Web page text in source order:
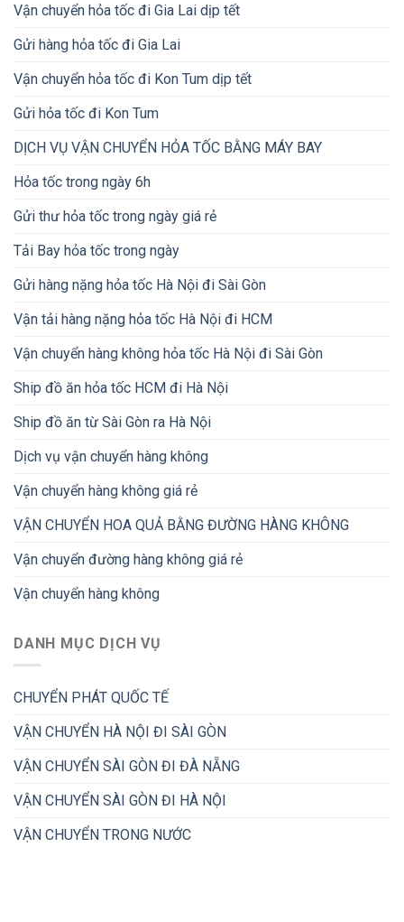
Vận chuyển hỏa tốc đi Gia Lai dịp tết
Gửi hàng hỏa tốc đi Gia Lai
Vận chuyển hỏa tốc đi Kon Tum dịp tết
Gửi hỏa tốc đi Kon Tum
DỊCH VỤ VẬN CHUYỂN HỎA TỐC BẰNG MÁY BAY
Hỏa tốc trong ngày 6h
Gửi thư hỏa tốc trong ngày giá rẻ
Tải Bay hỏa tốc trong ngày
Gửi hàng nặng hỏa tốc Hà Nội đi Sài Gòn
Vận tải hàng nặng hỏa tốc Hà Nội đi HCM
Vận chuyển hàng không hỏa tốc Hà Nội đi Sài Gòn
Ship đồ ăn hỏa tốc HCM đi Hà Nội
Ship đồ ăn từ Sài Gòn ra Hà Nội
Dịch vụ vận chuyển hàng không
Vận chuyển hàng không giá rẻ
VẬN CHUYỂN HOA QUẢ BẰNG ĐƯỜNG HÀNG KHÔNG
Vận chuyển đường hàng không giá rẻ
Vận chuyển hàng không
DANH MỤC DỊCH VỤ
CHUYỂN PHÁT QUỐC TẾ
VẬN CHUYỂN HÀ NỘI ĐI SÀI GÒN
VẬN CHUYỂN SÀI GÒN ĐI ĐÀ NẴNG
VẬN CHUYỂN SÀI GÒN ĐI HÀ NỘI
VẬN CHUYỂN TRONG NƯỚC